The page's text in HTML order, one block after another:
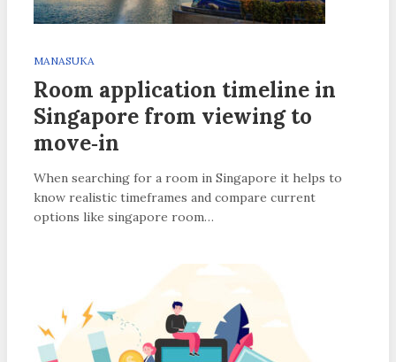
MANASUKA
Room application timeline in
Singapore from viewing to
move‑in
When searching for a room in Singapore it helps to
know realistic timeframes and compare current
options like singapore room…